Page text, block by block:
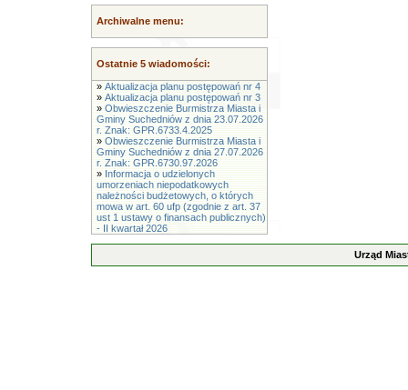
Archiwalne menu:
Ostatnie 5 wiadomości:
» Aktualizacja planu postępowań nr 4
» Aktualizacja planu postępowań nr 3
» Obwieszczenie Burmistrza Miasta i
Gminy Suchedniów z dnia 23.07.2026
r. Znak: GPR.6733.4.2025
» Obwieszczenie Burmistrza Miasta i
Gminy Suchedniów z dnia 27.07.2026
r. Znak: GPR.6730.97.2026
» Informacja o udzielonych
umorzeniach niepodatkowych
należności budżetowych, o których
mowa w art. 60 ufp (zgodnie z art. 37
ust 1 ustawy o finansach publicznych)
- II kwartał 2026
Urząd